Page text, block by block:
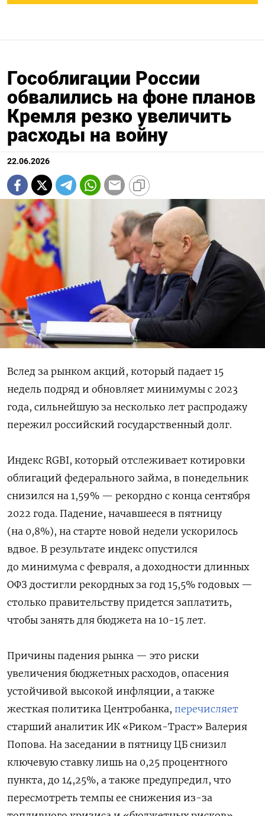
Гособлигации России
обвалились на фоне планов
Кремля резко увеличить
расходы на войну
22.06.2026
Вслед за рынком акций, который падает 15
недель подряд и обновляет минимумы с 2023
года, сильнейшую за несколько лет распродажу
пережил российский государственный долг.
Индекс RGBI, который отслеживает котировки
облигаций федерального займа, в понедельник
снизился на 1,59% — рекордно с конца сентября
2022 года. Падение, начавшееся в пятницу
(на 0,8%), на старте новой недели ускорилось
вдвое. В результате индекс опустился
до минимума с февраля, а доходности длинных
ОФЗ достигли рекордных за год 15,5% годовых —
столько правительству придется заплатить,
чтобы занять для бюджета на 10-15 лет.
Причины падения рынка — это риски
увеличения бюджетных расходов, опасения
устойчивой высокой инфляции, а также
жесткая политика Центробанка, перечисляет
старший аналитик ИК «Риком-Траст» Валерия
Попова. На заседании в пятницу ЦБ снизил
ключевую ставку лишь на 0,25 процентного
пункта, до 14,25%, а также предупредил, что
пересмотреть темпы ее снижения из-за